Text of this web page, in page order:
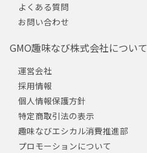
よくある質問
お問い合わせ
GMO趣味なび株式会社について
運営会社
採用情報
個人情報保護方針
特定商取引法の表示
趣味なびエシカル消費推進部
プロモーションについて